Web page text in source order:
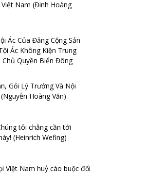
Nam (Đinh Hoàng
Ác Của Đảng Cộng Sản
Ác Không Kiện Trung
Chủ Quyền Biển Đông
Gỏi Lý Trưởng Và Nội
Hoàng Văn)
tôi chẳng cần tới
(Heinrich Wefing)
Việt Nam huỷ cáo buộc đối